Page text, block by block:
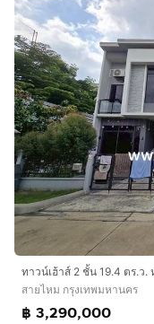
สายไหม กรุงเทพมหานคร
฿ 3,290,000